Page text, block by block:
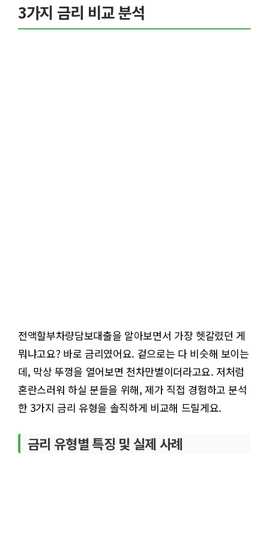
3가지 금리 비교 분석
전액할부차량담보대출을 알아보면서 가장 헷갈렸던 게
뭐냐고요? 바로 금리였어요. 겉으로는 다 비슷해 보이는
데, 막상 뚜껑을 열어보면 천차만별이더라고요. 저처럼
혼란스러워 하실 분들을 위해, 제가 직접 경험하고 분석
한 3가지 금리 유형을 솔직하게 비교해 드릴게요.
금리 유형별 특징 및 실제 사례